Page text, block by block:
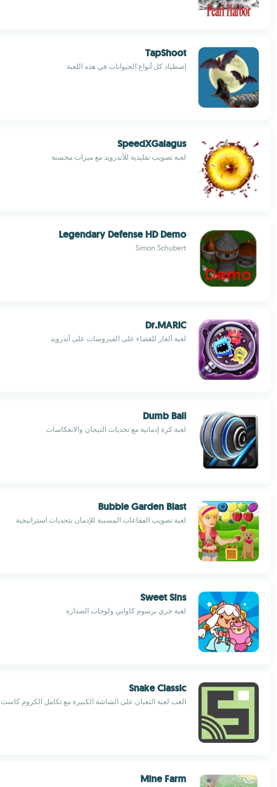
TapShoot
إصطياد كل أنواع الحيوانات في هذه اللعبة
SpeedXGalagus
لعبة تصويب تقليدية للأندرويد مع ميزات محسنة
Legendary Defense HD Demo
Simon Schubert
Dr.MARIC
لعبة ألغاز للقضاء على الفيروسات على أندرويد
Dumb Ball
لعبة كرة إدمانية مع تحديات التيجان والانعكاسات
Bubble Garden Blast
لعبة تصويب الفقاعات المسببة للإدمان بتحديات استراتيجية
Sweet Sins
لعبة جري برسوم كاوايي ولوحات الصدارة
Snake Classic
العب لعبة الثعبان على الشاشة الكبيرة مع تكامل الكروم كاست
Mine Farm